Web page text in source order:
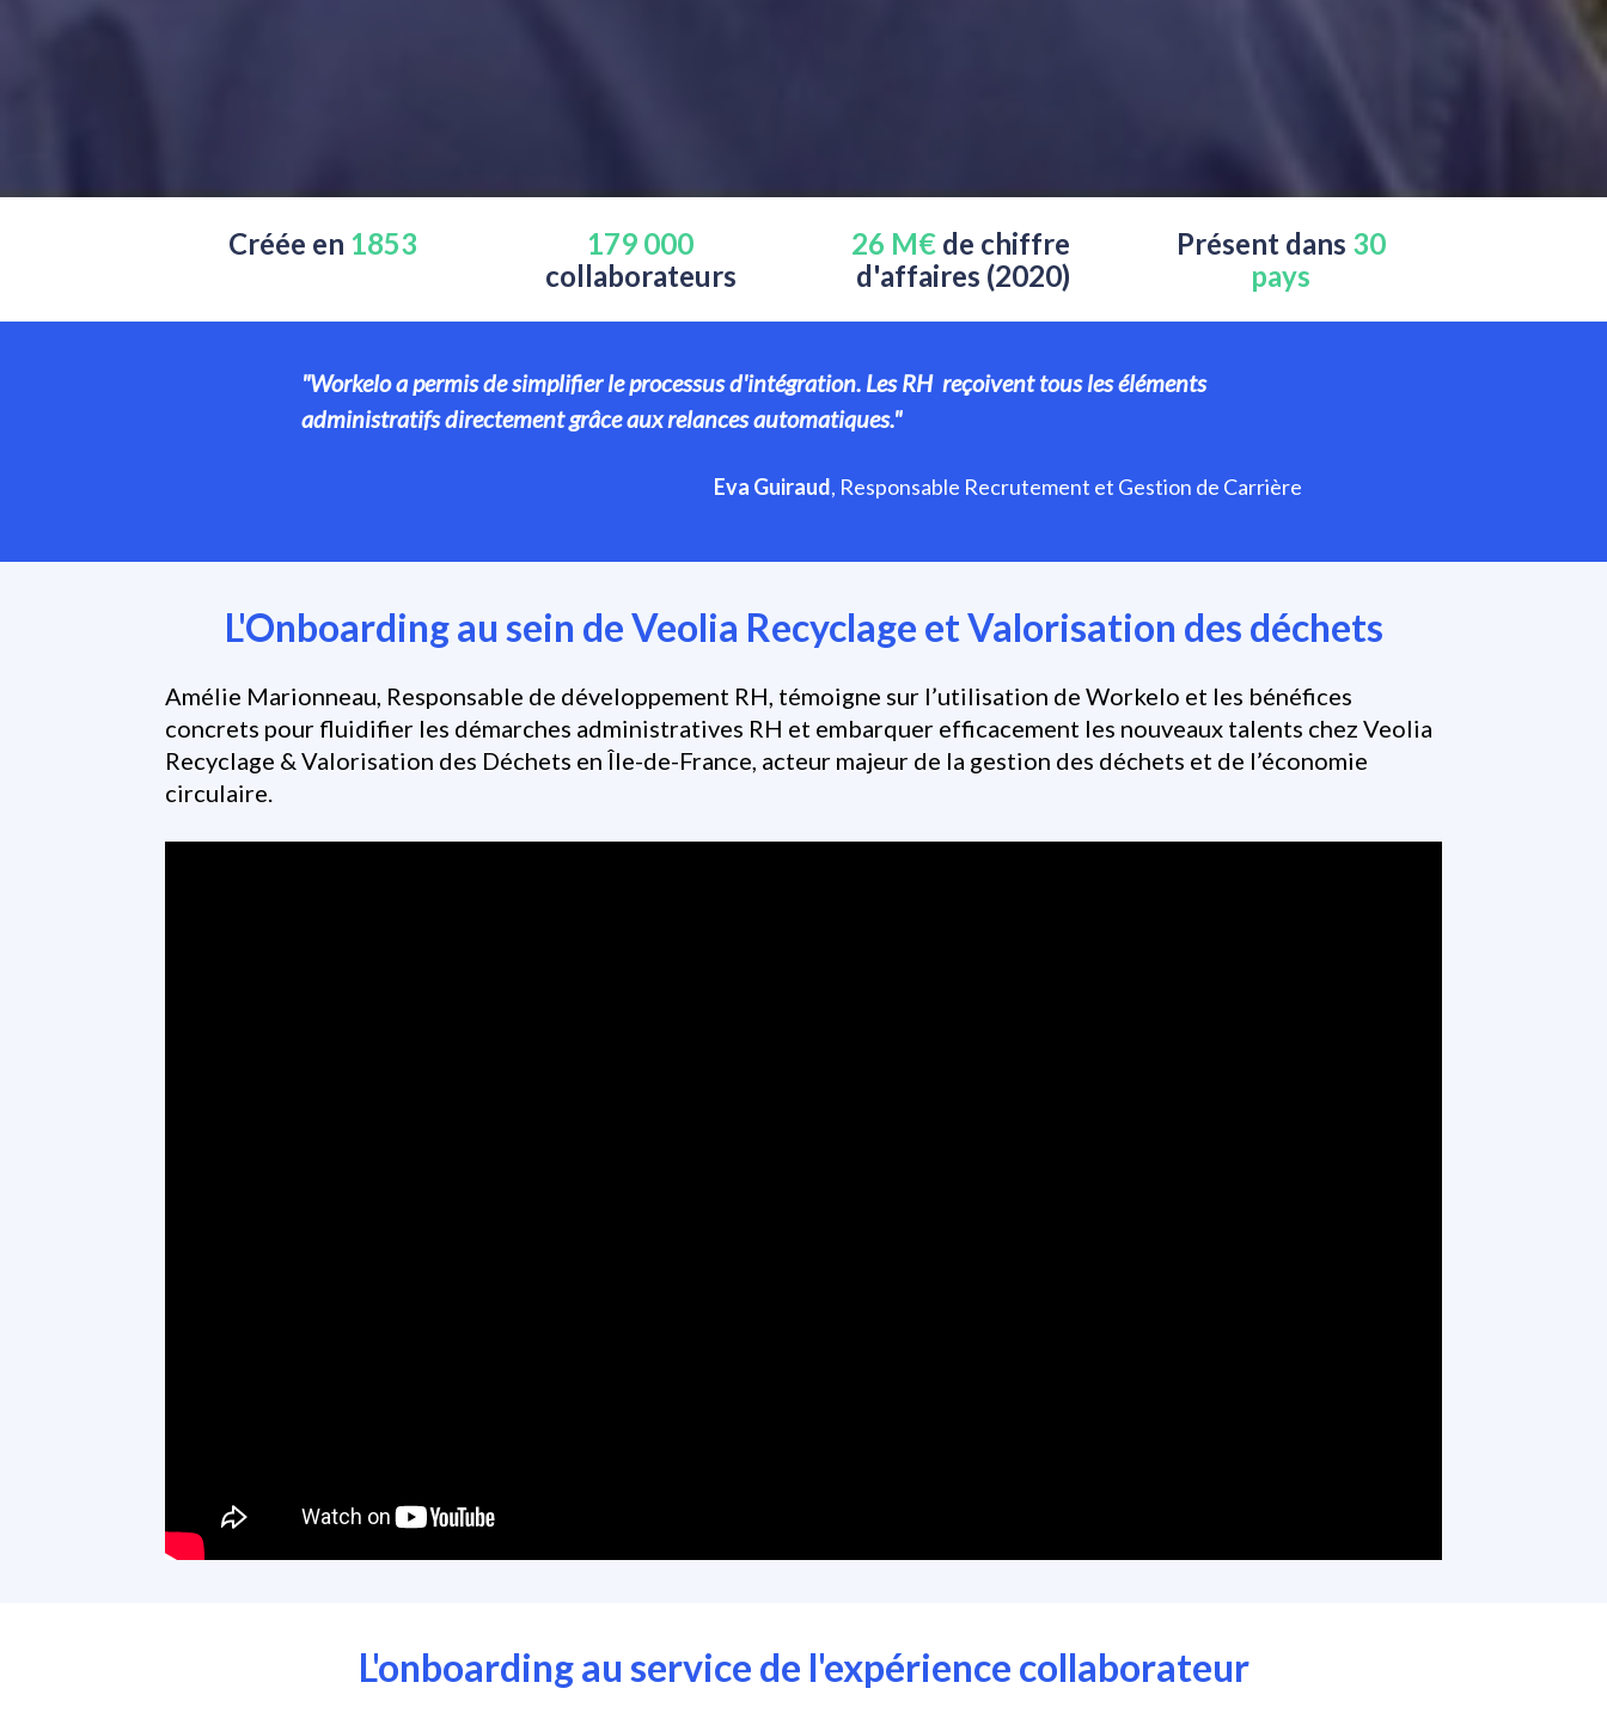
Créée en 1853
collaborateurs
26 M€ de chiffre
d'affaires (2020)
Présent dans 30
pays
"Workelo a permis de simplifier le processus d'intégration. Les RH  reçoivent tous les éléments
administratifs directement grâce aux relances automatiques."
Eva Guiraud, Responsable Recrutement et Gestion de Carrière
L'Onboarding au sein de Veolia Recyclage et Valorisation des déchets
Amélie Marionneau, Responsable de développement RH, témoigne sur l’utilisation de Workelo et les bénéfices
concrets pour fluidifier les démarches administratives RH et embarquer efficacement les nouveaux talents chez Veolia
Recyclage & Valorisation des Déchets en Île-de-France, acteur majeur de la gestion des déchets et de l’économie
circulaire.
L'onboarding au service de l'expérience collaborateur